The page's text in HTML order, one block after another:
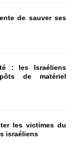
de sauver ses
: les Israéliens
de matériel
les victimes du
israéliens